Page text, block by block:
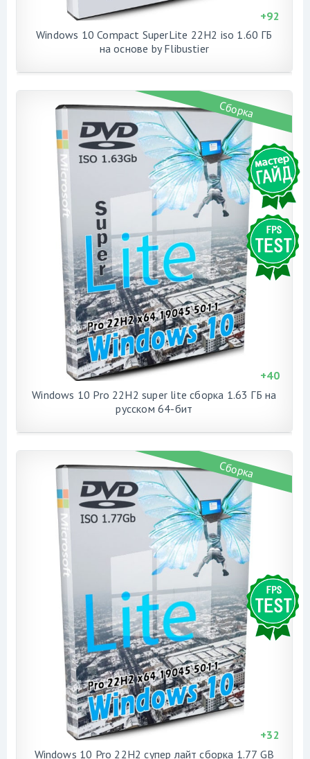
Windows 10 Compact SuperLite 22H2 iso 1.60 ГБ
на основе by Flibustier
+92
Сборка
Windows 10 Pro 22H2 super lite сборка 1.63 ГБ на
русском 64-бит
+40
Сборка
Windows 10 Pro 22H2 супер лайт сборка 1.77 GB
+32